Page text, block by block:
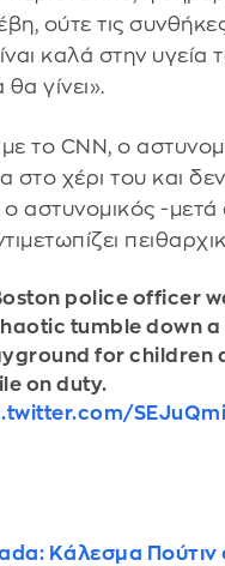
ούτε τις
καλά στην υγεία
γίνει».
το CNN, ο
στο χέρι του και
αστυνομικός -
police officer
tumble down a
for children
on duty.
Κάλεσμα